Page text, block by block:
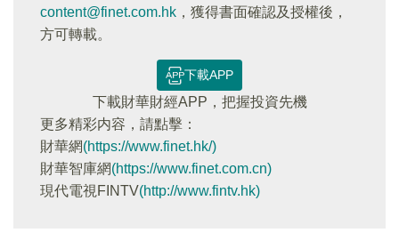
content@finet.com.hk ，獲得書面確認及授權後，
方可轉載。
下載APP
下載財華財經APP，把握投資先機
更多精彩内容，請點擊：
財華網(https://www.finet.hk/)
財華智庫網(https://www.finet.com.cn)
現代電視FINTV(http://www.fintv.hk)